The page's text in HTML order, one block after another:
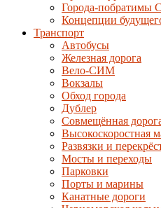
Города-побратимы
Концепции
Транспорт
Автобусы
Железная дорога
Вело-СИМ
Вокзалы
Обход города
Дублер
Совмещённая
Высокоскоростная
Развязки и
Мосты и переходы
Парковки
Порты и марины
Канатные дороги